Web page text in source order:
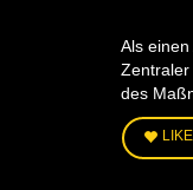
Als
Zentraler
des
LIKE